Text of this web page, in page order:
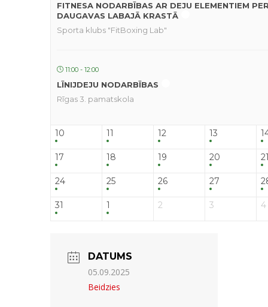
FITNESA NODARBĪBAS AR DEJU ELEMENTIEM
DAUGAVAS LABAJĀ KRASTĀ
Sporta klubs "FitBoxing Lab"
11:00 - 12:00
LĪNIJDEJU NODARBĪBAS
Rīgas 3. pamatskola
10 11 12 13
17 18 19 20
24 25 26 27
31 1 2 3 4
DATUMS
05.09.2025
Beidzies